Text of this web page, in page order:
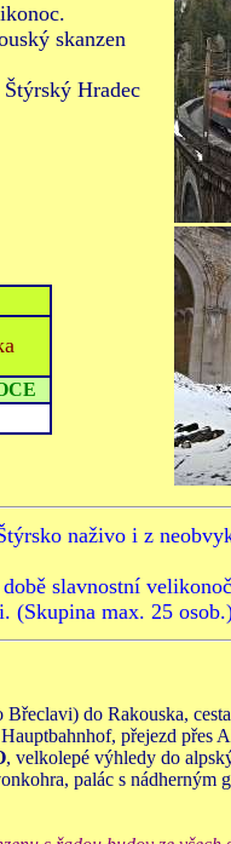
skanzen
Hradec
naživo i z
slavnostní
(Skupina max. 25
do Rakouska,
přejezd přes
, velkolepé výhledy do
palác s nádherným